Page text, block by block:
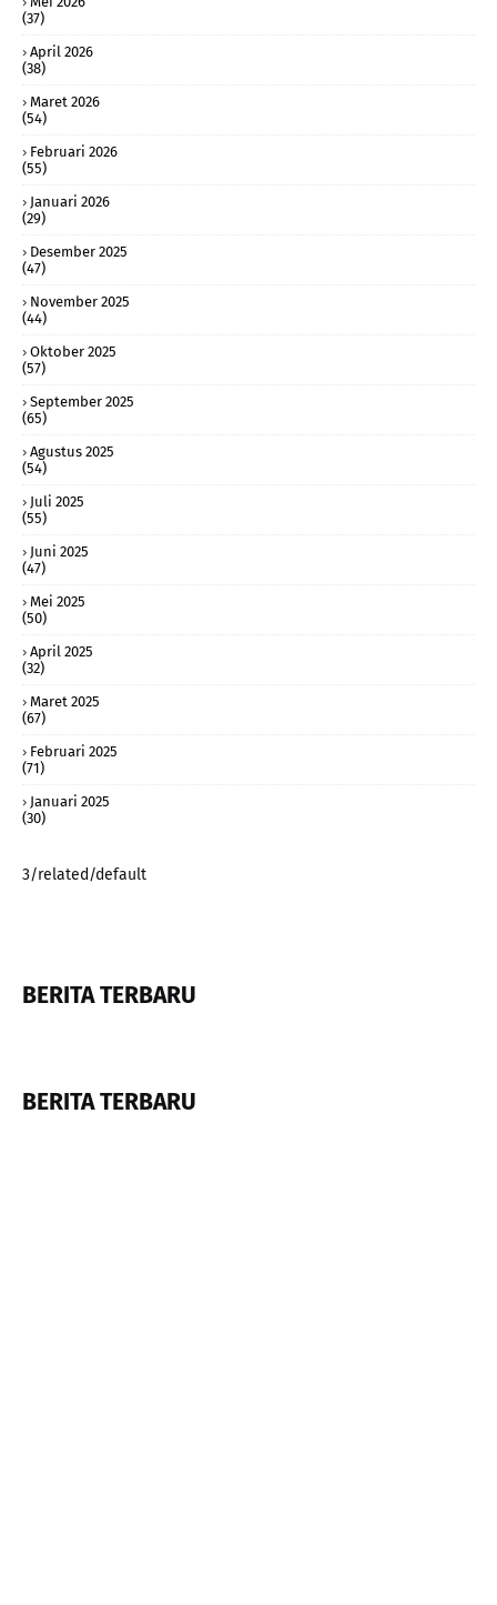
(37)
April 2026
(38)
Maret 2026
(54)
Februari 2026
(55)
Januari 2026
(29)
Desember 2025
(47)
November 2025
(44)
Oktober 2025
(57)
September 2025
(65)
Agustus 2025
(54)
Juli 2025
(55)
Juni 2025
(47)
Mei 2025
(50)
April 2025
(32)
Maret 2025
(67)
Februari 2025
(71)
Januari 2025
(30)
3/related/default
BERITA TERBARU
BERITA TERBARU